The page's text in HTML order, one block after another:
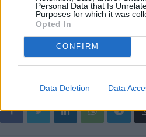
Personal Data that Is
Purposes for which it was
Opted In
CONFIRM
Data Deletion Data
– Foto: da video Polizia –
(ITALPRESS).